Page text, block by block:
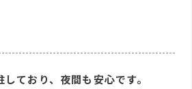
ており、夜間も安心です。